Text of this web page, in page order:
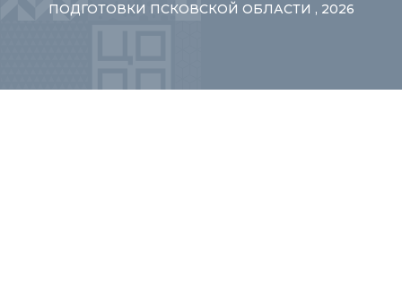
ПОДГОТОВКИ ПСКОВСКОЙ ОБЛАСТИ , 2026